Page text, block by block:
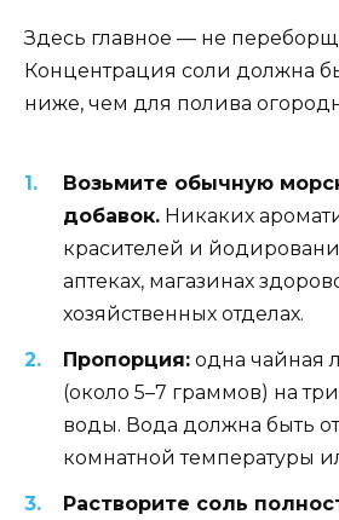
Здесь главное — не
Концентрация соли должна
ниже, чем для полива
Возьмите обычную
добавок. Никаких
красителей и
аптеках, магазинах
хозяйственных отделах.
Пропорция: одна чайная
(около 5–7 граммов) на
воды. Вода должна быть
комнатной температуры
Растворите соль